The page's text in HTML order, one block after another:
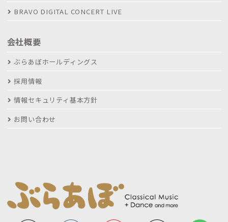
BRAVO DIGITAL CONCERT LIVE
会社概要
ぶらあぼホールディングス
採用情報
情報セキュリティ基本方針
お問い合わせ